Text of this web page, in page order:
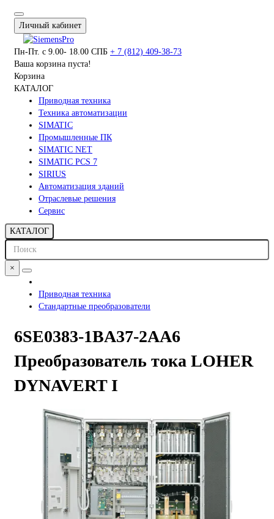
Личный кабинет
Пн-Пт. с 9.00- 18.00 СПБ + 7 (812) 409-38-73
Ваша корзина пуста!
Корзина
КАТАЛОГ
Приводная техника
Техника автоматизации
SIMATIC
Промышленные ПК
SIMATIC NET
SIMATIC PCS 7
SIRIUS
Автоматизация зданий
Отраслевые решения
Сервис
КАТАЛОГ
×
Приводная техника
Стандартные преобразователи
6SE0383-1BA37-2AA6
Преобразователь тока LOHER
DYNAVERT I